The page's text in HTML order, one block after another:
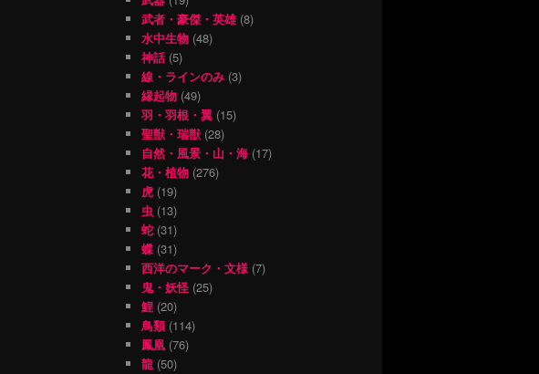
武者・豪傑・英雄(8)
水中生物 (48)
神話 (5)
線・ラインのみ (3)
縁起物 (49)
羽・羽根・翼 (15)
聖獣・瑞獣 (28)
自然・風景・山・海 (17)
花・植物 (276)
虎 (19)
虫 (13)
蛇 (31)
蝶 (31)
西洋のマーク・文様 (7)
鬼・妖怪 (25)
鯉 (20)
鳥類(114)
鳳凰 (76)
龍 (50)